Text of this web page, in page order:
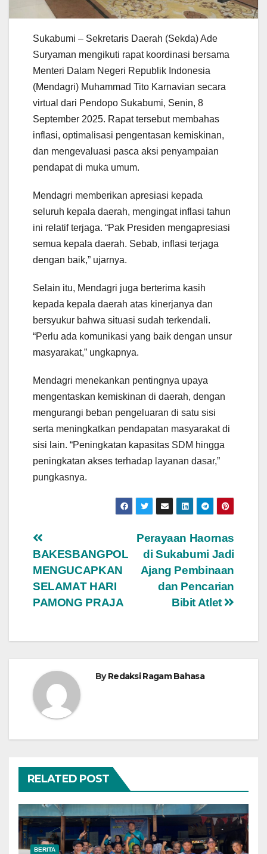
Sukabumi – Sekretaris Daerah (Sekda) Ade
Suryaman mengikuti rapat koordinasi bersama
Menteri Dalam Negeri Republik Indonesia
(Mendagri) Muhammad Tito Karnavian secara
virtual dari Pendopo Sukabumi, Senin, 8
September 2025. Rapat tersebut membahas
inflasi, optimalisasi pengentasan kemiskinan,
dan mengevaluasi pasca aksi penyampaian
pendapat di muka umum.
Mendagri memberikan apresiasi kepada
seluruh kepala daerah, mengingat inflasi tahun
ini relatif terjaga. “Pak Presiden mengapresiasi
semua kepala daerah. Sebab, inflasi terjaga
dengan baik,” ujarnya.
Selain itu, Mendagri juga berterima kasih
kepada kepala daerah atas kinerjanya dan
bersyukur bahwa situasi sudah terkendali.
“Perlu ada komunikasi yang baik dengan unsur
masyarakat,” ungkapnya.
Mendagri menekankan pentingnya upaya
mengentaskan kemiskinan di daerah, dengan
mengurangi beban pengeluaran di satu sisi
serta meningkatkan pendapatan masyarakat di
sisi lain. “Peningkatan kapasitas SDM hingga
peningkatan akses terhadap layanan dasar,”
pungkasnya.
Navigasi
pos
Perayaan Haornas
di Sukabumi Jadi
Ajang Pembinaan
dan Pencarian
Bibit Atlet
BAKESBANGPOL
MENGUCAPKAN
SELAMAT HARI
PAMONG PRAJA
ByRedaksi Ragam Bahasa
RELATED POST
BERITA